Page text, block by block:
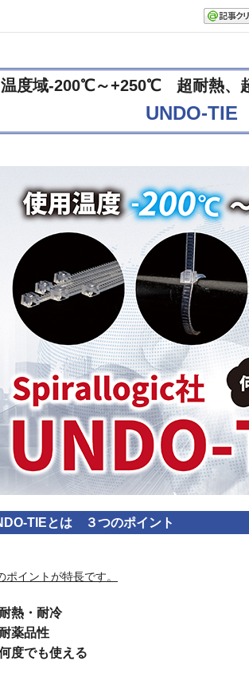
温度域-200℃～+250℃ 超耐熱、
UNDO-TIE
TIEとは ３つのポイント
ポイントが特長です。
・耐冷
品性
でも使える